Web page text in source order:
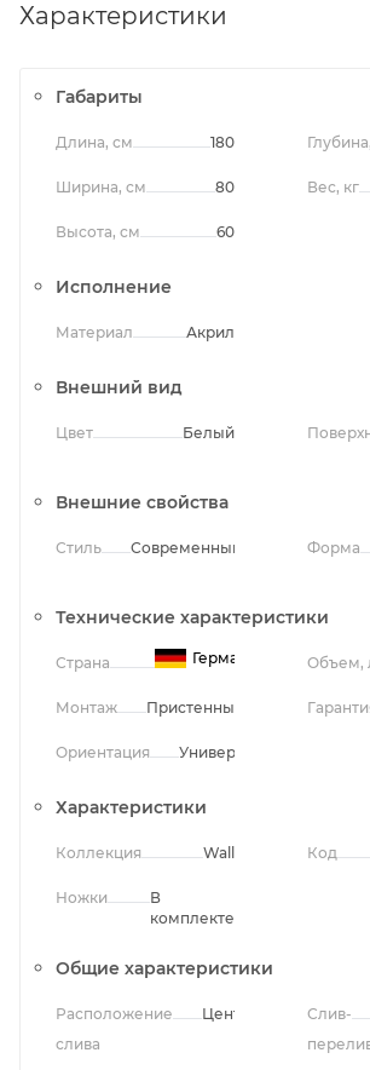
Характеристики
Габариты
Длина, см 180
Ширина, см 80
Высота, см 60
Вес, кг
Исполнение
Материал Акрил
Внешний вид
Цвет Белый
Внешние свойства
Стиль Современный Форма
Технические характеристики
Страна Германия
Монтаж Пристенный
Ориентация Универсальная
Объем,
Характеристики
Коллекция Wall
Ножки
В
комплекте
Код
Общие характеристики
Расположение
слива
Центральное Слив-